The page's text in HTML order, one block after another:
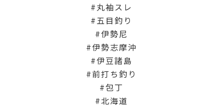
丸袖スレ
五目釣り
伊勢尼
伊勢志摩沖
伊豆諸島
前打ち釣り
包丁
北海道